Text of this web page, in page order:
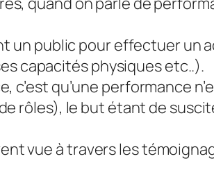
un public pour effectuer un
capacités physiques etc..).
qu’une performance
rôles), le but étant de
vue à travers les